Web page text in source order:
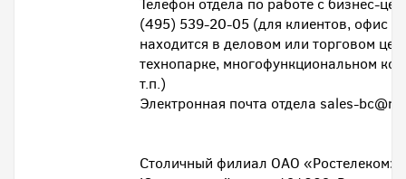
Телефон отдела по работе с бизнес-
(495) 539-20-05 (для клиентов, офис
находится в деловом или торговом
технопарке, многофункциональном
т.п.)
Электронная почта отдела sales-
Столичный филиал ОАО «Ростелеком»: